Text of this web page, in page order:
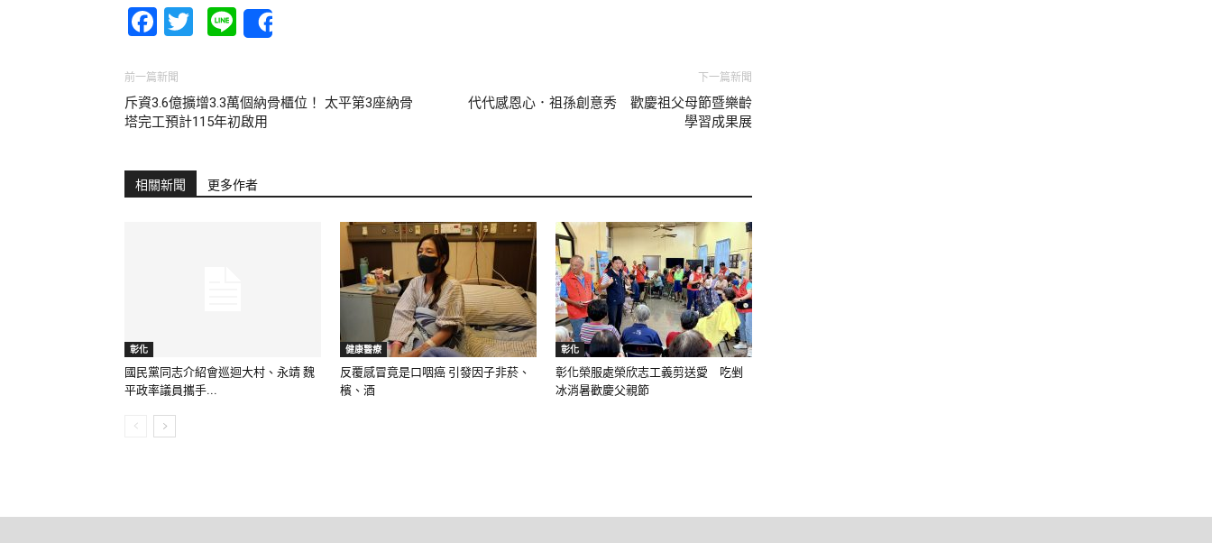
Facebook
Twitter
Line
前一篇新聞
斥資3.6億擴增3.3萬個納骨櫃位！ 太平第3座納骨
塔完工預計115年初啟用
下一篇新聞
代代感恩心．祖孫創意秀 歡慶祖父母節暨樂齡
學習成果展
相關新聞 更多作者
彰化
國民黨同志介紹會巡迴大村、永靖 魏
平政率議員攜手...
健康醫療
反覆感冒竟是口咽癌 引發因子非菸、
檳、酒
彰化
彰化榮服處榮欣志工義剪送愛 吃剉
冰消暑歡慶父親節